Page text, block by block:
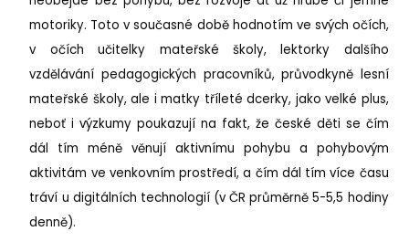
motoriky. Toto v současné době hodnotím ve svých očích,
v očích učitelky mateřské školy, lektorky dalšího
vzdělávání pedagogických pracovníků, průvodkyně lesní
mateřské školy, ale i matky tříleté dcerky, jako velké plus,
neboť i výzkumy poukazují na fakt, že české děti se čím
dál tím méně věnují aktivnímu pohybu a pohybovým
aktivitám ve venkovním prostředí, a čím dál tím více času
tráví u digitálních technologií (v ČR průměrně 5-5,5 hodiny
denně).